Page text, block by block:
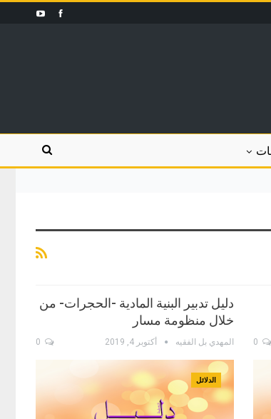
دليل تدبير البنية المادية -الحجرات- من
خلال منظومة مسار
المهدي بل الفقيه أكتوبر 4, 2019
الدلائل